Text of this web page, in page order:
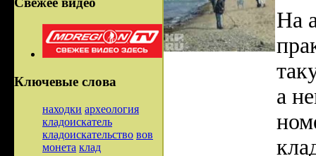
Ключевые слова
находки археология
кладоискатель
кладоискательство вов
монета клад
На
а